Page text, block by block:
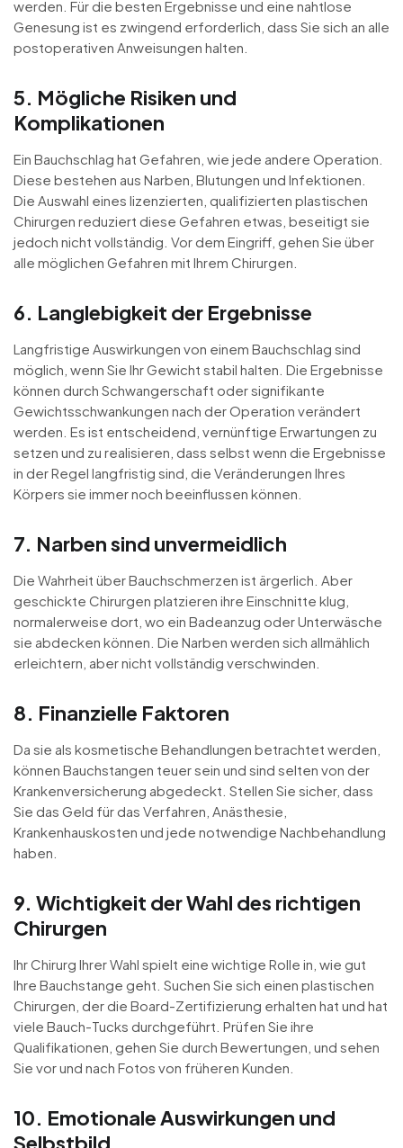
werden. Für die besten Ergebnisse und eine nahtlose
Genesung ist es zwingend erforderlich, dass Sie sich an alle
postoperativen Anweisungen halten.
5. Mögliche Risiken und
Komplikationen
Ein Bauchschlag hat Gefahren, wie jede andere Operation.
Diese bestehen aus Narben, Blutungen und Infektionen.
Die Auswahl eines lizenzierten, qualifizierten plastischen
Chirurgen reduziert diese Gefahren etwas, beseitigt sie
jedoch nicht vollständig. Vor dem Eingriff, gehen Sie über
alle möglichen Gefahren mit Ihrem Chirurgen.
6. Langlebigkeit der Ergebnisse
Langfristige Auswirkungen von einem Bauchschlag sind
möglich, wenn Sie Ihr Gewicht stabil halten. Die Ergebnisse
können durch Schwangerschaft oder signifikante
Gewichtsschwankungen nach der Operation verändert
werden. Es ist entscheidend, vernünftige Erwartungen zu
setzen und zu realisieren, dass selbst wenn die Ergebnisse
in der Regel langfristig sind, die Veränderungen Ihres
Körpers sie immer noch beeinflussen können.
7. Narben sind unvermeidlich
Die Wahrheit über Bauchschmerzen ist ärgerlich. Aber
geschickte Chirurgen platzieren ihre Einschnitte klug,
normalerweise dort, wo ein Badeanzug oder Unterwäsche
sie abdecken können. Die Narben werden sich allmählich
erleichtern, aber nicht vollständig verschwinden.
8. Finanzielle Faktoren
Da sie als kosmetische Behandlungen betrachtet werden,
können Bauchstangen teuer sein und sind selten von der
Krankenversicherung abgedeckt. Stellen Sie sicher, dass
Sie das Geld für das Verfahren, Anästhesie,
Krankenhauskosten und jede notwendige Nachbehandlung
haben.
9. Wichtigkeit der Wahl des richtigen
Chirurgen
Ihr Chirurg Ihrer Wahl spielt eine wichtige Rolle in, wie gut
Ihre Bauchstange geht. Suchen Sie sich einen plastischen
Chirurgen, der die Board-Zertifizierung erhalten hat und hat
viele Bauch-Tucks durchgeführt. Prüfen Sie ihre
Qualifikationen, gehen Sie durch Bewertungen, und sehen
Sie vor und nach Fotos von früheren Kunden.
10. Emotionale Auswirkungen und
Selbstbild